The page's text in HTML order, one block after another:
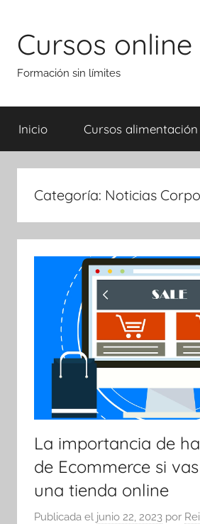
contenido
Cursos
Formación sin límites
Inicio Cursos alimentación
Categoría: Noticias
La importancia de
de Ecommerce si
una tienda online
Publicada el junio 22, 2023 por